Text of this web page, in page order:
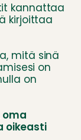
kannattaa
kirjoittaa
mitä sinä
on
on
oma
oikeasti